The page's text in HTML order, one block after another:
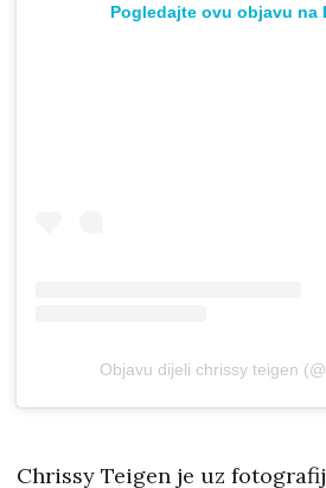
Pogledajte ovu objavu na
Objavu dijeli chrissy teigen
Chrissy Teigen je uz